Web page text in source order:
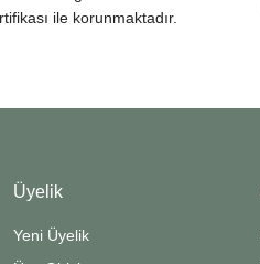
ile korunmaktadır.
Üyelik
Yeni Üyelik